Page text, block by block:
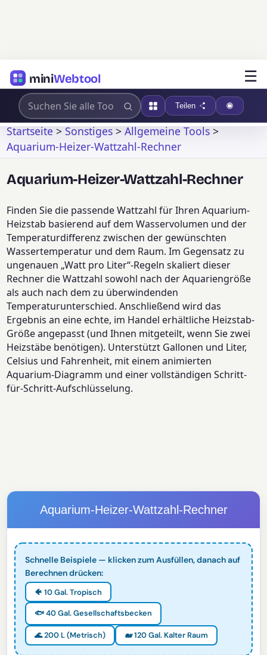
miniWebtool ☰
Teilen
Startseite>Sonstiges>Allgemeine Tools>
Aquarium-Heizer-Wattzahl-Rechner
Aquarium-Heizer-Wattzahl-Rechner
Finden Sie die passende Wattzahl für Ihren Aquarium-
Heizstab basierend auf dem Wasservolumen und der
Temperaturdifferenz zwischen der gewünschten
Wassertemperatur und dem Raum. Im Gegensatz zu
ungenauen „Watt pro Liter“-Regeln skaliert dieser
Rechner die Wattzahl sowohl nach der Aquariengröße
als auch nach dem zu überwindenden
Temperaturunterschied. Anschließend wird das
Ergebnis an eine echte, im Handel erhältliche Heizstab-
Größe angepasst (und Ihnen mitgeteilt, wenn Sie zwei
Heizstäbe benötigen). Unterstützt Gallonen und Liter,
Celsius und Fahrenheit, mit einem animierten
Aquarium-Diagramm und einer vollständigen Schritt-
für-Schritt-Aufschlüsselung.
Aquarium-Heizer-Wattzahl-Rechner
Schnelle Beispiele — klicken zum Ausfüllen, danach auf
Berechnen drücken:
🐠 10 Gal. Tropisch
🐟 40 Gal. Gesellschaftsbecken
🌊 200 L (Metrisch) 🐋 120 Gal. Kalter Raum